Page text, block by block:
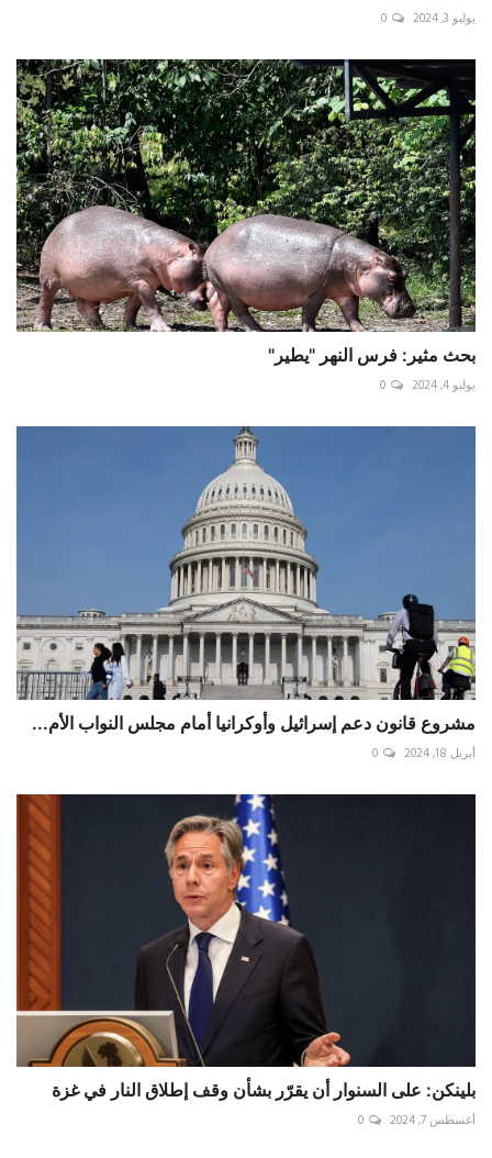
يوليو 3, 2024 0
بحث مثير: فرس النهر "يطير"
يوليو 4, 2024 0
مشروع قانون دعم إسرائيل وأوكرانيا أمام مجلس النواب الأم...
أبريل 18, 2024 0
بلينكن: على السنوار أن يقرّر بشأن وقف إطلاق النار في غزة
أغسطس 7, 2024 0